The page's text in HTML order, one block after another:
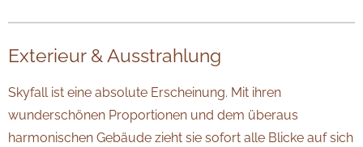
Exterieur & Ausstrahlung
Skyfall ist eine absolute Erscheinung. Mit ihren
wunderschönen Proportionen und dem überaus
harmonischen Gebäude zieht sie sofort alle Blicke auf sich